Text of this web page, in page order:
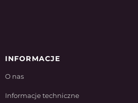
INFORMACJE
O nas
Informacje techniczne